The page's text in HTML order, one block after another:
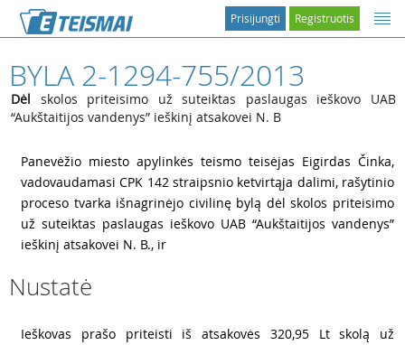
Registruotis
Prisijungti
BYLA 2-1294-755/2013
Dėl skolos priteisimo už suteiktas paslaugas ieškovo UAB
“Aukštaitijos vandenys” ieškinį atsakovei N. B
Panevėžio miesto apylinkės teismo teisėjas Eigirdas Činka,
vadovaudamasi CPK 142 straipsnio ketvirtąja dalimi, rašytinio
proceso tvarka išnagrinėjo civilinę bylą dėl skolos priteisimo
už suteiktas paslaugas ieškovo UAB “Aukštaitijos vandenys”
ieškinį atsakovei N. B., ir
Nustatė
Ieškovas prašo priteisti iš atsakovės 320,95 Lt skolą už